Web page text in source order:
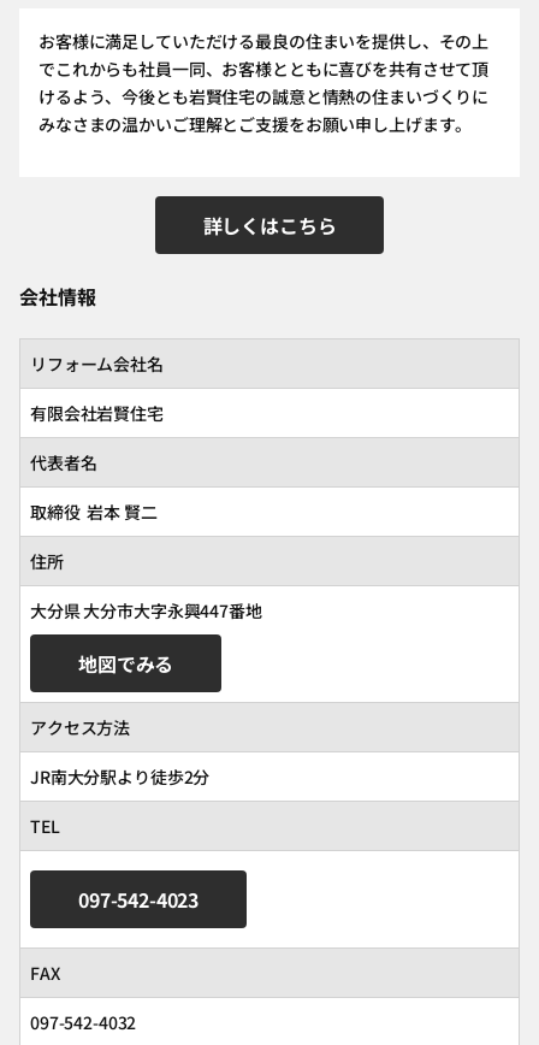
お客様に満足していただける最良の住まいを提供し、その上
でこれからも社員一同、お客様とともに喜びを共有させて頂
けるよう、今後とも岩賢住宅の誠意と情熱の住まいづくりに
みなさまの温かいご理解とご支援をお願い申し上げます。
詳しくはこちら
会社情報
リフォーム会社名
有限会社岩賢住宅
代表者名
取締役 岩本 賢二
住所
大分県 大分市大字永興447番地
地図でみる
アクセス方法
JR南大分駅より徒歩2分
TEL
097-542-4023
FAX
097-542-4032